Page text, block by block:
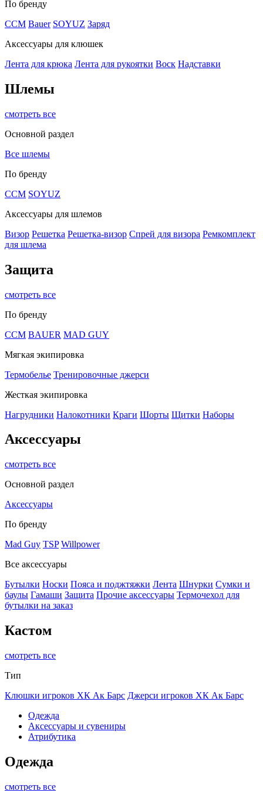
По бренду
CCM Bauer SOYUZ Заряд
Аксессуары для клюшек
Лента для крюка Лента для рукоятки Воск Надставки
Шлемы
смотреть все
Основной раздел
Все шлемы
По бренду
CCM SOYUZ
Аксессуары для шлемов
Визор Решетка Решетка-визор Спрей для визора Ремкомплект
для шлема
Защита
смотреть все
По бренду
CCM BAUER MAD GUY
Мягкая экипировка
Термобелье Тренировочные джерси
Жесткая экипировка
Нагрудники Налокотники Краги Шорты Щитки Наборы
Аксессуары
смотреть все
Основной раздел
Аксессуары
По бренду
Mad Guy TSP Willpower
Все аксессуары
Бутылки Носки Пояса и поджтяжки Лента Шнурки Сумки и
баулы Гамаши Защита Прочие аксессуары Термочехол для
бутылки на заказ
Кастом
смотреть все
Тип
Клюшки игроков ХК Ак Барс Джерси игроков ХК Ак Барс
Одежда
Аксессуары и сувениры
Атрибутика
Одежда
смотреть все